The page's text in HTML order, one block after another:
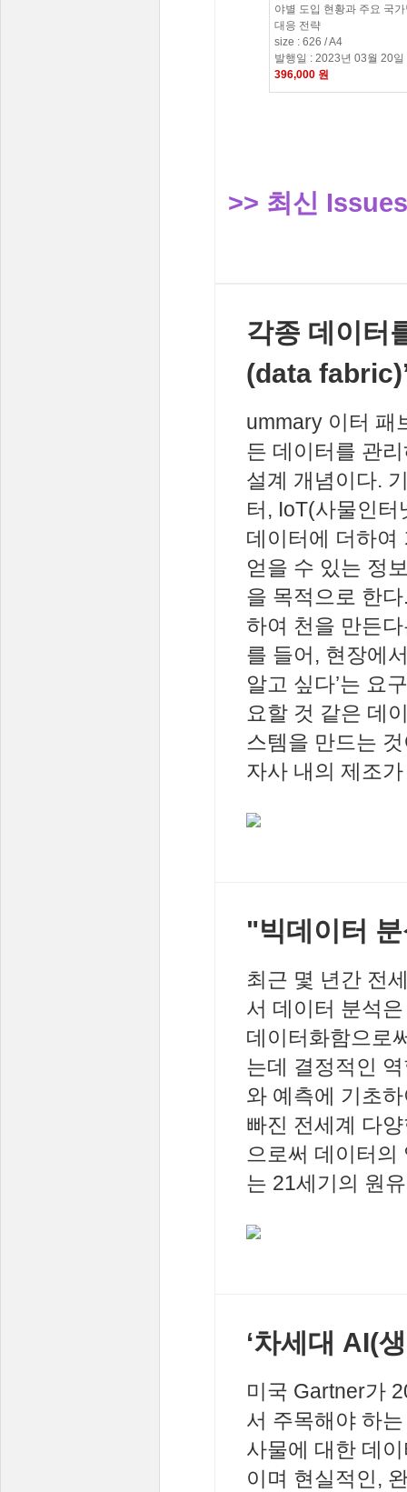
야별 도입 현황과 주요 국가
대응 전략
size : 626 / A4
발행일 : 2023년 03월 20일
396,000 원
>> 최신
각종 데이터
(data
ummary 이터 패
든 데이터를 관
설계 개념이다.
터, IoT(사물인
데이터에 더하여
얻을 수 있는 정
을 목적으로 한
하여 천을 만든
를 들어, 현장에
알고 싶다’는 요
요할 것 같은 데
스템을 만드는
자사 내의 제조
"빅데이터
최근 몇 년간 전
서 데이터 분석
데이터화함으로
는데 결정적인
와 예측에 기초
빠진 전세계 다
으로써 데이터의
는 21세기의 원
‘차세대 AI(
미국 Gartner가
서 주목해야 하는
사물에 대한 데
이며 현실적인,